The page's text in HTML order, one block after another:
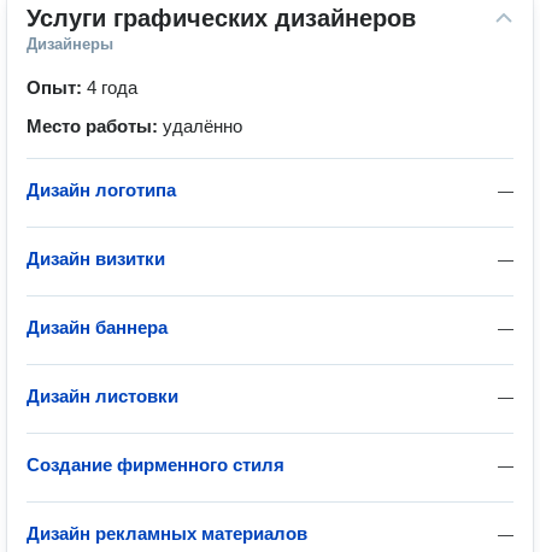
Услуги графических дизайнеров
Дизайнеры
Опыт: 4 года
Место работы: удалённо
—
Дизайн логотипа
—
Дизайн визитки
—
Дизайн баннера
—
Дизайн листовки
—
Создание фирменного стиля
—
Дизайн рекламных материалов